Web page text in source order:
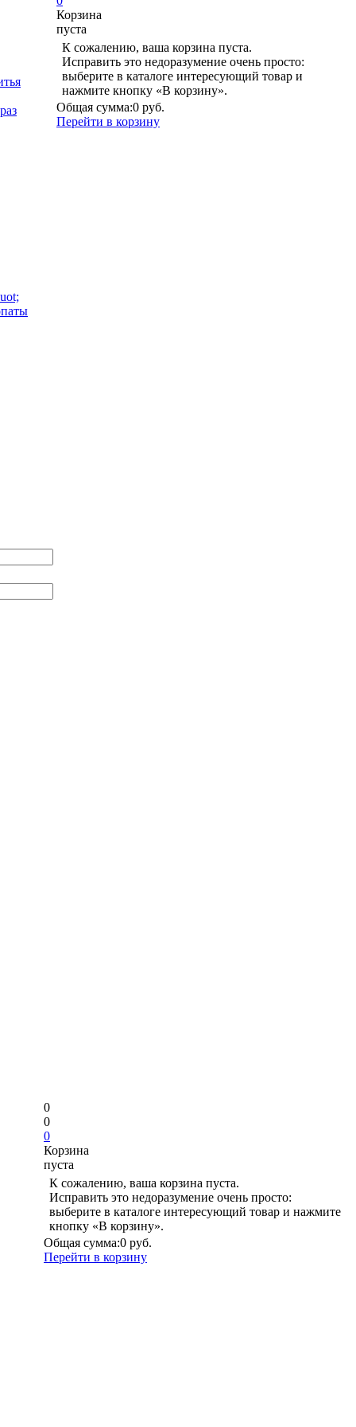
Корзина
пуста
К сожалению, ваша корзина пуста.
Исправить это недоразумение очень просто:
выберите в каталоге интересующий товар и
нажмите кнопку «В корзину».
Общая сумма:0 руб.
Перейти в корзину
0
0
0
Корзина
пуста
К сожалению, ваша корзина пуста.
Исправить это недоразумение очень просто:
выберите в каталоге интересующий товар и нажмите
кнопку «В корзину».
Общая сумма:0 руб.
Перейти в корзину